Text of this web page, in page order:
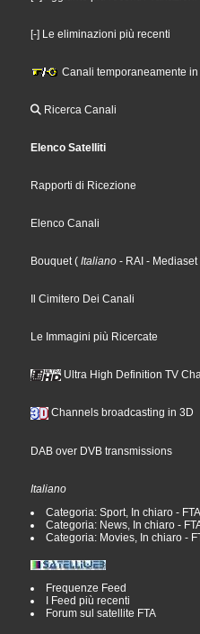
[-] Le eliminazioni più recenti
Canali temporaneamente
Ricerca Canali
Elenco Satelliti
Rapporti di Ricezione
Elenco Canali
Bouquet ( Italiano - RAI - Mediaset
Il Cimitero Dei Canali
Le Immagini più Ricercate
Ultra High Definition TV
Channels broadcasting in 3D
DAB over DVB transmissions
Italiano
Categoria: Sport, In chiaro - FTA
Categoria: News, In chiaro -
Categoria: Movies, In chiaro -
Frequenze Feed
I Feed più recenti
Forum sul satellite FTA